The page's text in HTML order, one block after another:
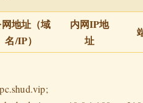
地址（域
名/IP）
内网IP地
址